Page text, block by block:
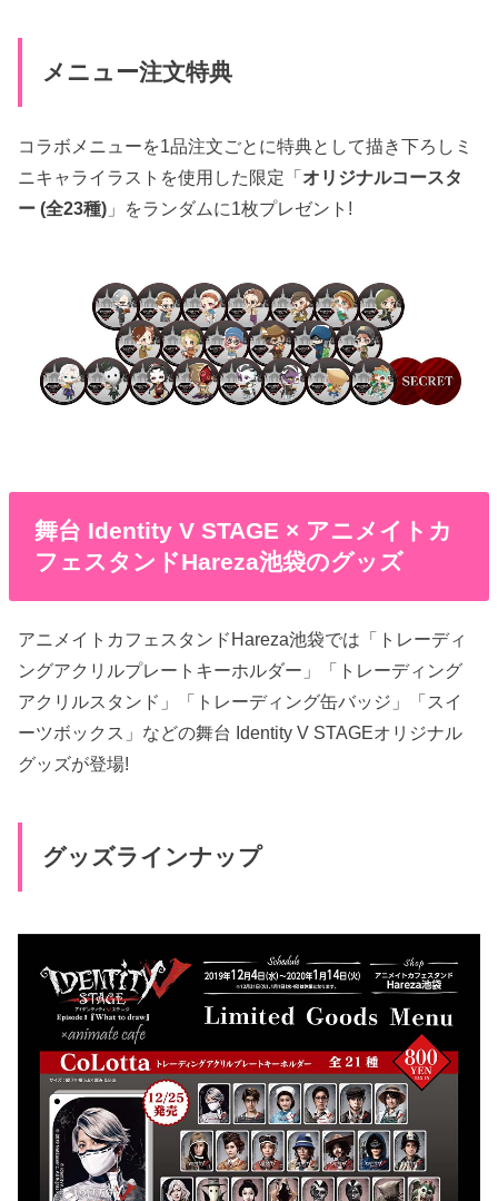
メニュー注文特典
コラボメニューを1品注文ごとに特典として描き下ろしミ
ニキャライラストを使用した限定「オリジナルコースタ
ー (全23種) 」をランダムに1枚プレゼント!
舞台 Identity V STAGE × アニメイトカ
フェスタンドHareza池袋のグッズ
アニメイトカフェスタンドHareza池袋では「トレーディ
ングアクリルプレートキーホルダー」「トレーディング
アクリルスタンド」「トレーディング缶バッジ」「スイ
ーツボックス」などの舞台 Identity V STAGEオリジナル
グッズが登場!
グッズラインナップ